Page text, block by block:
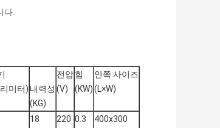
다.
미터) 내력성
(KG)
전압
(V)
힘
(KW)
안쪽 사이즈
(L×W)
18 220 0.3
400x300